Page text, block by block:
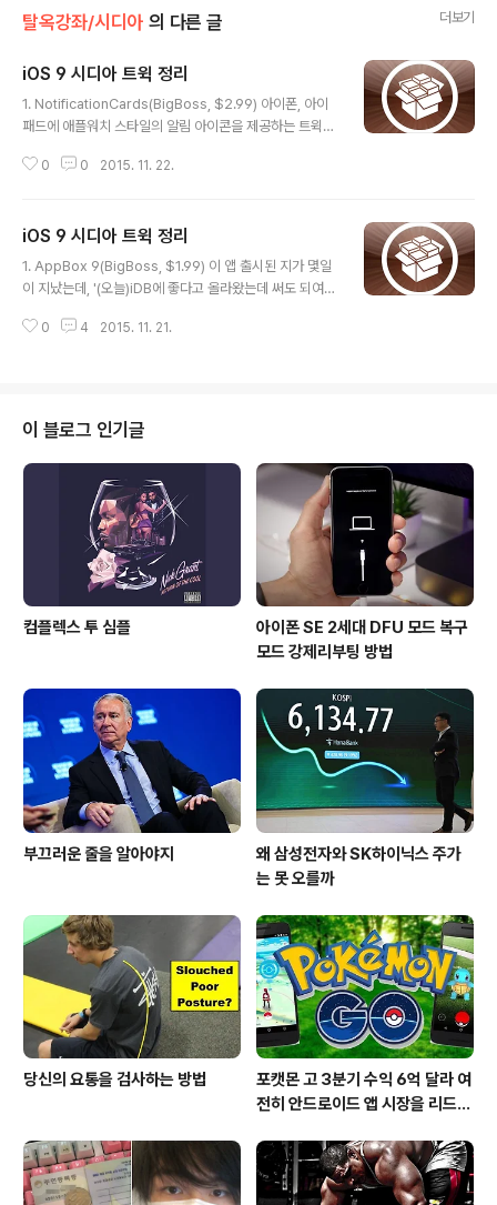
탈옥강좌/시디아 의 다른 글 더보기
iOS 9 시디아 트윅 정리
1. NotificationCards(BigBoss, $2.99) 아이폰, 아이
패드에 애플워치 스타일의 알림 아이콘을 제공하는 트윅이
서드파티'만 지원한다는 단점이 있다. 즉, 모든 알림센터 알
6개로 제한된다. 이유는, 당연히 시스템 리소스에 따른 구
동 속도 저하다. 2GB RAM의 아이패드 에어2, 아이폰6S,
아이폰6S+, 아이패드 프로의 경우 가용램에서 좀 더 자유
있다. 3. ReDock(BigBoss, $1.99) iOS기기 독(Dock)
0 0 2015. 11. 22.
iOS 9 시디아 트윅 정리
1. AppBox 9(BigBoss, $1.99) 이 앱 출시된 지가 몇일
이 지났는데, '(오늘)iDB에 좋다고 올라왔는데 써도 되여?'
의 모든 시디아 트윅을 인스턴트 메시지 형식으로 총 정리
이번에 iOS 9 호환 업데이트를 지원한 케이스다. 이 트윅
의 기능은 딱 잘라 말해서 '락스크린(잠금화면)' 에 앱 아이
콘을 등록하여 빠른 실행을 지원하는 것이다. Step1. 설치
후 '설정 → extension settings → AppBox' 에서 락
스크린에 표기될 앱 종류,..
0 4 2015. 11. 21.
이 블로그 인기글
컴플렉스 투 심플
아이폰 SE 2세대 DFU 모드 복구
모드 강제리부팅 방법
부끄러운 줄을 알아야지
왜 삼성전자와 SK하이닉스 주가
는 못 오를까
당신의 요통을 검사하는 방법
포캣몬 고 3분기 수익 6억 달라 여
전히 안드로이드 앱 시장을 리드